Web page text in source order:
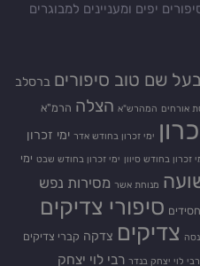
יפים ומעניינים למבוגרים
שם טוב סיפורים ברסלב
אורחים המהרש"א הצלה הרמ"א
ימי זכרון בחודש אדר ימי זכרון
זכרון בחודש סיוון ימי זכרון בחודש שבט ימי
מנוחת אשר מסירות נפש
סיפורי צדיקים
צדיקים צדקה קברי צדיקים
רבי לוי יצחק בנדר רבי לוי יצחק